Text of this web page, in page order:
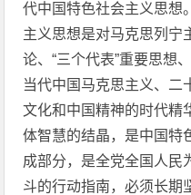
代中国特色社会主义思想
主义思想是对马克思列宁
论、“三个代表”重要思想
当代中国马克思主义、二
文化和中国精神的时代精
体智慧的结晶，是中国特
成部分，是全党全国人民
斗的行动指南，必须长期